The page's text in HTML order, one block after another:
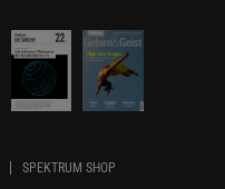
SPEKTRUM SHOP